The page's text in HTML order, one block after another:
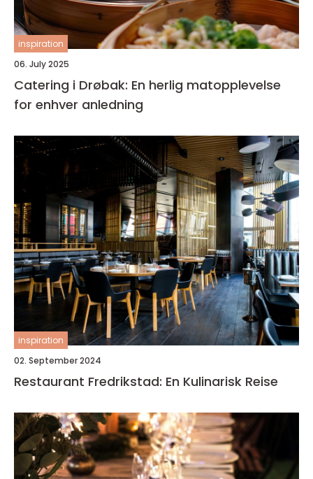
inspiration
06. July 2025
Catering i Drøbak: En herlig matopplevelse
for enhver anledning
inspiration
02. September 2024
Restaurant Fredrikstad: En Kulinarisk Reise